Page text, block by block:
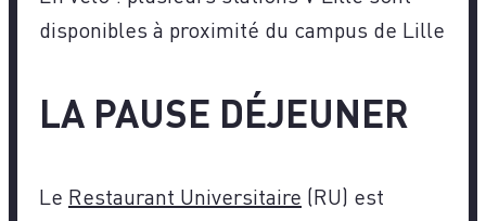
disponibles à proximité du campus de Lille
LA PAUSE DÉJEUNER
Le Restaurant Universitaire (RU) est